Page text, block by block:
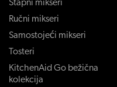
Štapni mikseri
Ručni mikseri
Samostojeći mikseri
Tosteri
KitchenAid Go bežična
kolekcija